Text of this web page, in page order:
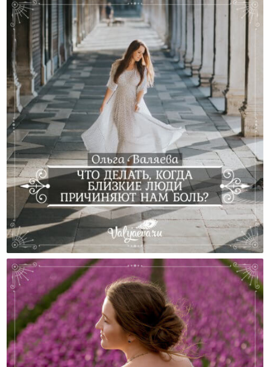
Что Делать, Когда Близкие Люди Причиняют Нам
Боль?